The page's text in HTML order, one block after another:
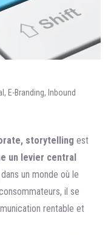
, E-Branding, Inbound
storytelling est
un levier central
un monde où le
il se
rentable et